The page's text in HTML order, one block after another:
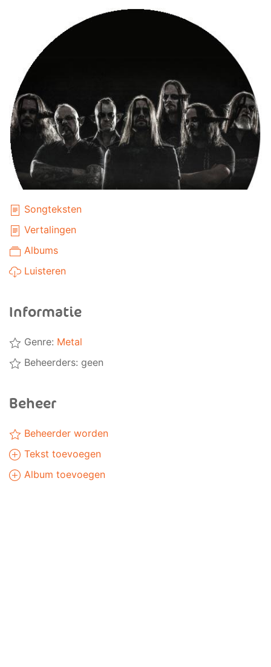
Songteksten
Vertalingen
Albums
Luisteren
Informatie
Genre: Metal
Beheerders: geen
Beheer
Beheerder worden
Tekst toevoegen
Album toevoegen